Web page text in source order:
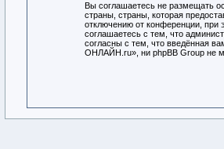
Вы соглашаетесь не размещать
страны, страны, которая
отключению от конференции, при
соглашаетесь с тем, что
согласны с тем, что введённая
ОНЛАЙН.ru», ни phpBB Group не